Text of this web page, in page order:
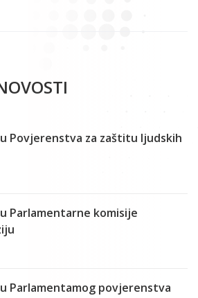
Povjerenstva za zaštitu ljudskih
Parlamentarne komisije
Parlamentamog povjerenstva